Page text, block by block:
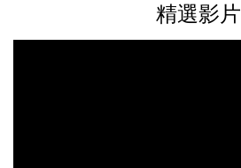
精選影片